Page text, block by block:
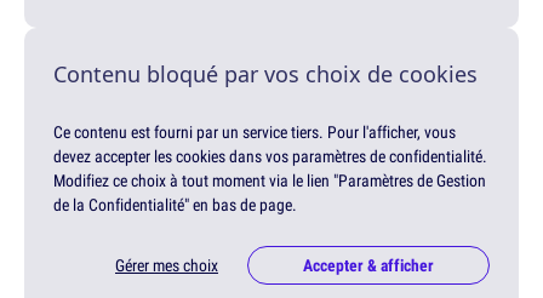
Contenu bloqué par vos choix de cookies
Ce contenu est fourni par un service tiers. Pour l'afficher, vous
devez accepter les cookies dans vos paramètres de confidentialité.
Modifiez ce choix à tout moment via le lien "Paramètres de Gestion
de la Confidentialité" en bas de page.
Gérer mes choix Accepter & afficher